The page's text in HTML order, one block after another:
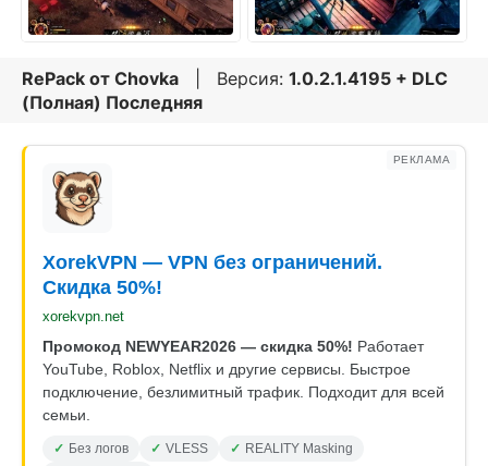
RePack от Chovka | Версия: 1.0.2.1.4195 + DLC
(Полная) Последняя
РЕКЛАМА
XorekVPN — VPN без ограничений.
Скидка 50%!
xorekvpn.net
Промокод NEWYEAR2026 — скидка 50%! Работает
YouTube, Roblox, Netflix и другие сервисы. Быстрое
подключение, безлимитный трафик. Подходит для всей
семьи.
Без логов VLESS
REALITY Masking